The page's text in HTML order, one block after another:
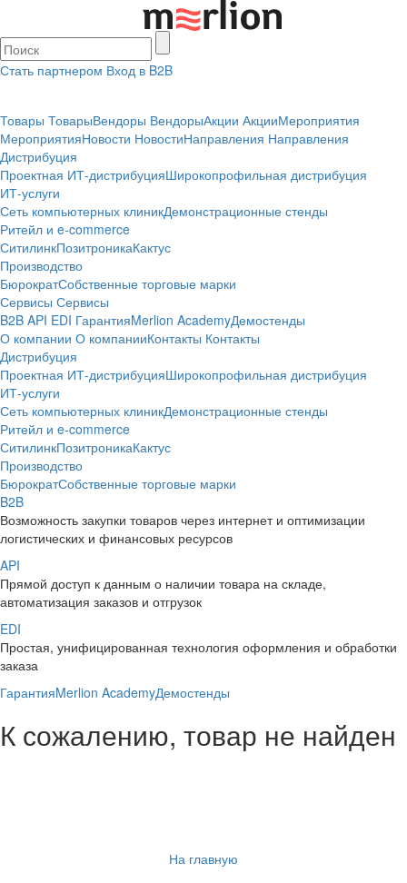
Стать партнером Вход в B2B
Товары ТоварыВендоры ВендорыАкции АкцииМероприятия
МероприятияНовости НовостиНаправления Направления
Дистрибуция
Проектная ИТ-дистрибуцияШирокопрофильная дистрибуция
ИТ-услуги
Сеть компьютерных клиникДемонстрационные стенды
Ритейл и e-commerce
СитилинкПозитроникаКактус
Производство
БюрократСобственные торговые марки
Сервисы Сервисы
B2B API EDI ГарантияMerlion AcademyДемостенды
О компании О компанииКонтакты Контакты
Дистрибуция
Проектная ИТ-дистрибуцияШирокопрофильная дистрибуция
ИТ-услуги
Сеть компьютерных клиникДемонстрационные стенды
Ритейл и e-commerce
СитилинкПозитроникаКактус
Производство
БюрократСобственные торговые марки
B2B
Возможность закупки товаров через интернет и оптимизации
логистических и финансовых ресурсов
API
Прямой доступ к данным о наличии товара на складе,
автоматизация заказов и отгрузок
EDI
Простая, унифицированная технология оформления и обработки
заказа
ГарантияMerlion AcademyДемостенды
К сожалению, товар не найден
На главную